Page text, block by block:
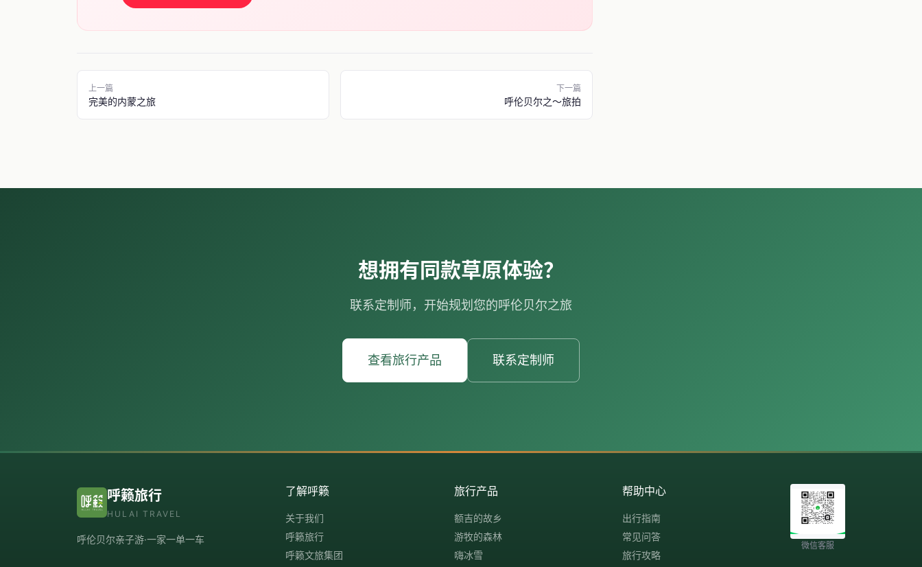
上一篇
完美的内蒙之旅
下一篇
呼伦贝尔之～旅拍
想拥有同款草原体验？
联系定制师，开始规划您的呼伦贝尔之旅
查看旅行产品 联系定制师
呼籁旅行
HULAI TRAVEL
呼伦贝尔亲子游·一家一单一车
了解呼籁
关于我们
呼籁旅行
呼籁文旅集团
旅行产品
额吉的故乡
游牧的森林
嗨冰雪
帮助中心
出行指南
常见问答
旅行攻略
微信客服